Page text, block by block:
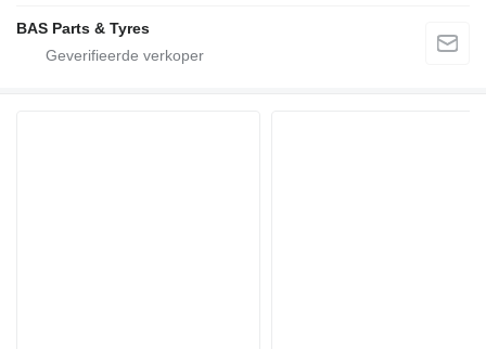
BAS Parts & Tyres